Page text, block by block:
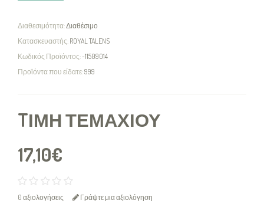
Διαθεσιμότητα:Διαθέσιμο
Κατασκευαστής: ROYAL TALENS
Κωδικός Προϊόντος:-11509014
Προϊόντα που είδατε:999
TΙΜΉ ΤΕΜΑΧΊΟΥ
17,10€
0 αξιολογήσεις Γράψτε μια αξιολόγηση